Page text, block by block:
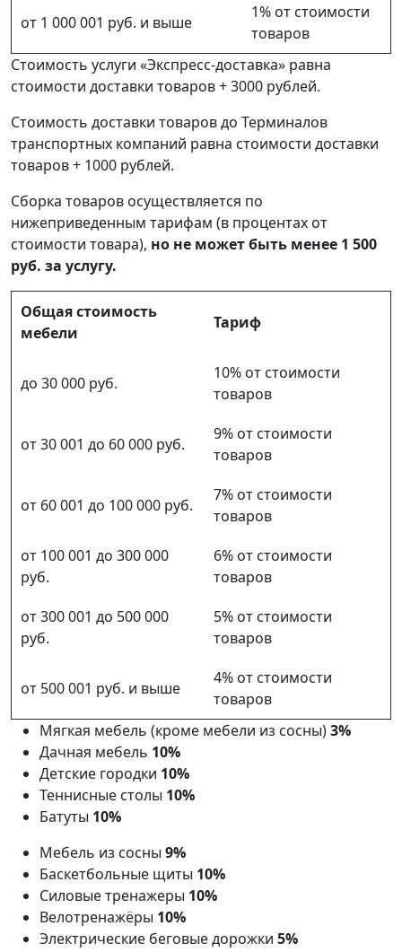
от 1 000 001 руб. и выше
1% от стоимости
товаров
Стоимость услуги «Экспресс-доставка» равна
стоимости доставки товаров + 3000 рублей.
Стоимость доставки товаров до Терминалов
транспортных компаний равна стоимости доставки
товаров + 1000 рублей.
Сборка товаров осуществляется по
нижеприведенным тарифам (в процентах от
стоимости товара), но не может быть менее 1 500
руб. за услугу.
Общая стоимость
мебели
Тариф
до 30 000 руб.
10% от стоимости
товаров
от 30 001 до 60 000 руб.
9% от стоимости
товаров
от 60 001 до 100 000 руб.
7% от стоимости
товаров
от 100 001 до 300 000
руб.
6% от стоимости
товаров
от 300 001 до 500 000
руб.
5% от стоимости
товаров
от 500 001 руб. и выше
4% от стоимости
товаров
Мягкая мебель (кроме мебели из сосны)3%
Дачная мебель 10%
Детские городки 10%
Теннисные столы 10%
Батуты 10%
Мебель из сосны 9%
Баскетбольные щиты 10%
Силовые тренажеры 10%
Велотренажёры 10%
Электрические беговые дорожки 5%